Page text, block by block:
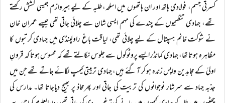
کسرتی جسم، فولادی ہاتھ اور ان ہاتھوں میں اسلحہ،طلبہ کے لیے ہیروازم جیسی کشش رکھتے
تھے، جہادی تنظیموں کے چندے کی مہم ایسی شان سے چلائی جاتی تھی جیسے عمران خان
نے شوکت خانم ہسپتال کے لیے چلائی تھی، لیاقت باغ راولپنڈی میں جہادی کرتبوں کا
مظاہرہ ہوتا تھا، جہادی کمانڈر ایسے پروٹوکول سے جلوس نکالتے تھے کہ محسوس ہوتا کہ قرونِ
اولیٰ کے مجاہدین واپس زندہ ہو کر آ گئے ہیں، جہادی تربیتی کیمپ لگائے جاتے تھے جن میں
جذبہ جہاد سے سرشار نوجوانوں کی تربیت کی جاتی اور پھرمحاذ پر بھیج دیاجاتا تھا۔ مدارس کی